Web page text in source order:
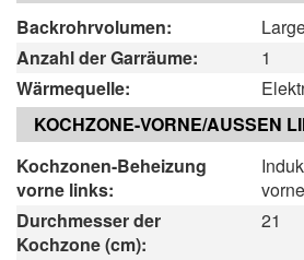
Backrohrvolumen:
Anzahl der Garräume:
1
Wärmequelle:
KOCHZONE-VORNE/AUSSEN
Kochzonen-Beheizung
vorne links:
Durchmesser der
Kochzone (cm):
21